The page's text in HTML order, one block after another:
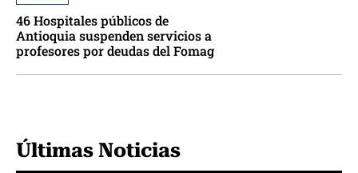
46 Hospitales públicos de
Antioquia suspenden servicios a
profesores por deudas del Fomag
Últimas Noticias